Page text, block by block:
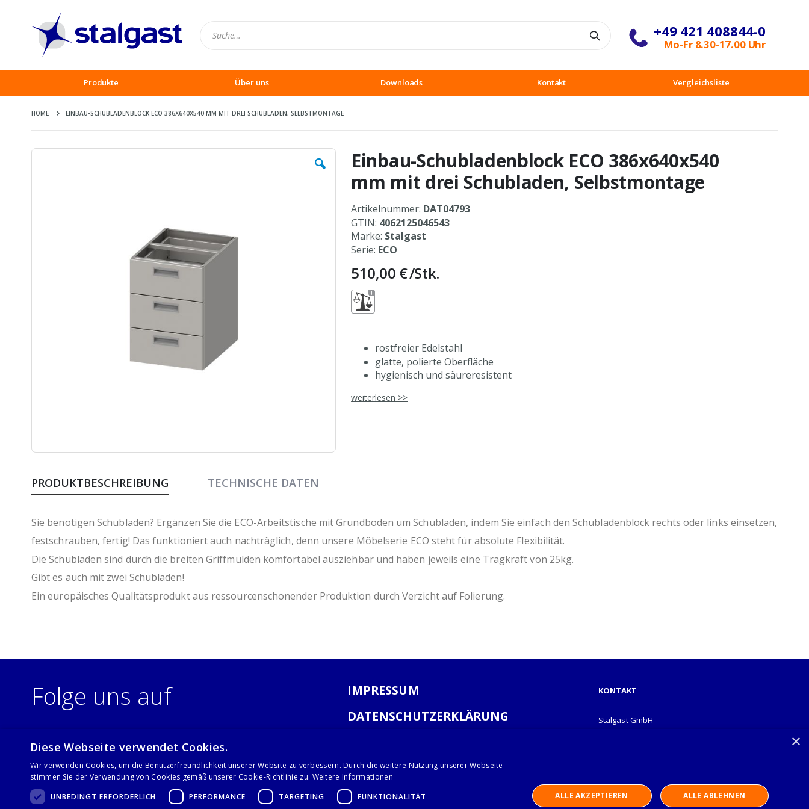
+49 421 408844-0
Mo-Fr 8.30-17.00 Uhr
Produkte Über uns Downloads Kontakt Vergleichsliste
HOME EINBAU-SCHUBLADENBLOCK ECO 386X640X540 MM MIT DREI SCHUBLADEN, SELBSTMONTAGE
Zum
der
Bildergalerie
Einbau-Schubladenblock ECO 386x640x540
mm mit drei Schubladen, Selbstmontage
Artikelnummer: DAT04793
GTIN: 4062125046543
Marke: Stalgast
Serie: ECO
510,00 €/Stk.
rostfreier Edelstahl
glatte, polierte Oberfläche
hygienisch und säureresistent
rutschfeste ABS-Griffe
auch mit zwei Schubladen lieferbar
weiterlesen >>
PRODUKTBESCHREIBUNG
Sie benötigen Schubladen? Ergänzen Sie die ECO-Arbeitstische mit Grundboden um Schubladen, indem Sie einfach den Schubladenblock rechts oder links einsetzen,
festschrauben, fertig! Das funktioniert auch nachträglich, denn unsere Möbelserie ECO steht für absolute Flexibilität.
Die Schubladen sind durch die breiten Griffmulden komfortabel ausziehbar und haben jeweils eine Tragkraft von 25kg.
Gibt es auch mit zwei Schubladen!
Ein europäisches Qualitätsprodukt aus ressourcenschonender Produktion durch Verzicht auf Folierung.
TECHNISCHE DATEN
Folge uns auf
IMPRESSUM
DATENSCHUTZERKLÄRUNG
KONTAKT
Stalgast GmbH
×
Diese Webseite verwendet Cookies.
Wir verwenden Cookies, um die Benutzerfreundlichkeit unserer Website zu verbessern. Durch die weitere Nutzung unserer Webseite
stimmen Sie der Verwendung von Cookies gemäß unserer Cookie-Richtlinie zu. Weitere Informationen
UNBEDINGT ERFORDERLICH
PERFORMANCE TARGETING FUNKTIONALITÄT ALLE AKZEPTIEREN ALLE ABLEHNEN